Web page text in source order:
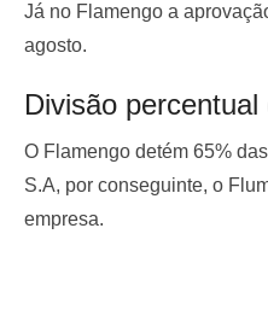
Já no Flamengo a
agosto.
Divisão
O Flamengo detém 65%
S.A, por conseguinte, o
empresa.